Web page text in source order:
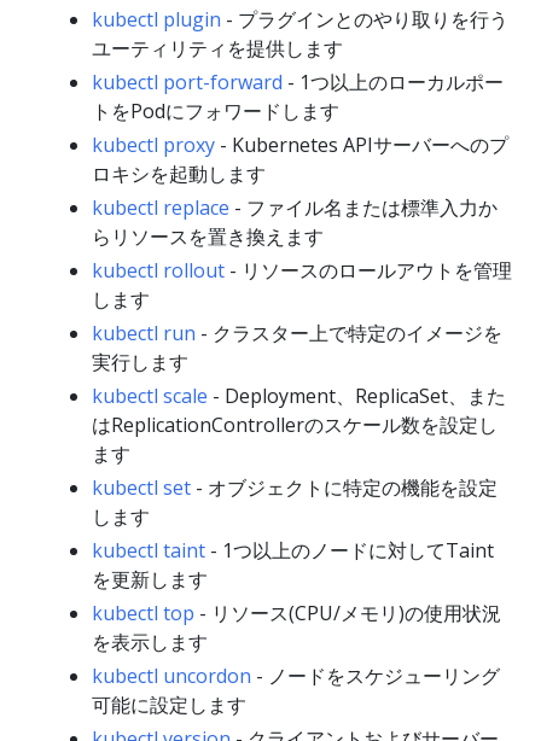
kubectl plugin - プラグインとのやり取りを行う
ユーティリティを提供します
kubectl port-forward - 1つ以上のローカルポー
トをPodにフォワードします
kubectl proxy - Kubernetes APIサーバーへのプ
ロキシを起動します
kubectl replace - ファイル名または標準入力か
らリソースを置き換えます
kubectl rollout - リソースのロールアウトを管理
します
kubectl run - クラスター上で特定のイメージを
実行します
kubectl scale - Deployment、ReplicaSet、また
はReplicationControllerのスケール数を設定し
ます
kubectl set - オブジェクトに特定の機能を設定
します
kubectl taint - 1つ以上のノードに対してTaint
を更新します
kubectl top - リソース(CPU/メモリ)の使用状況
を表示します
kubectl uncordon - ノードをスケジューリング
可能に設定します